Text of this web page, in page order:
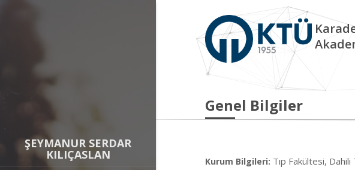
ŞEYMANUR SERDAR
KILIÇASLAN
Genel Bilgiler
Kurum Bilgileri: Tıp Fakültesi, Dahili